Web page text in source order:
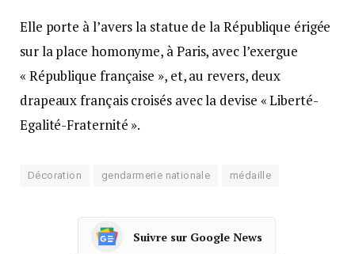
Elle porte à l’avers la statue de la République érigée
sur la place homonyme, à Paris, avec l’exergue
« République française », et, au revers, deux
drapeaux français croisés avec la devise « Liberté-
Egalité-Fraternité ».
Décoration gendarmerie nationale médaille
Suivre sur Google News